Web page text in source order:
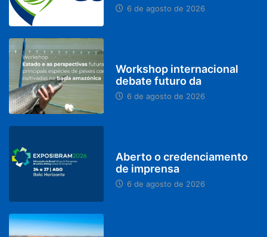
6 de agosto de 2026
Workshop internacional
debate futuro da
6 de agosto de 2026
Aberto o credenciamento
de imprensa
6 de agosto de 2026